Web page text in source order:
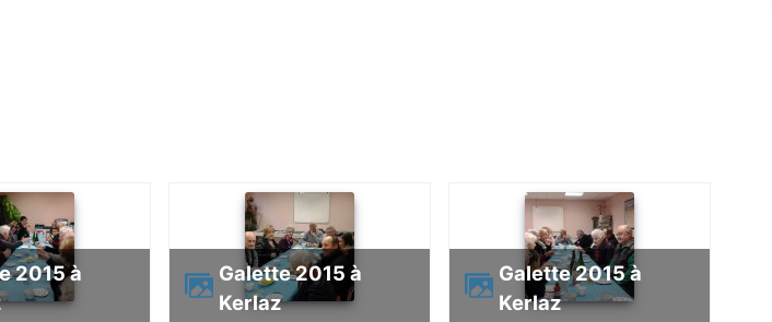
Galette 2015 à
Kerlaz
Galette 2015 à
Kerlaz